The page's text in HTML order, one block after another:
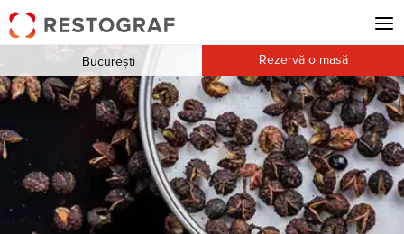
București Rezervă o masă